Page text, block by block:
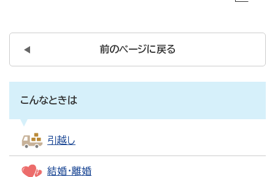
前のページに戻る
こんなときは
引越し
結婚・離婚